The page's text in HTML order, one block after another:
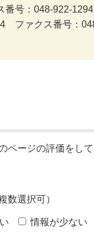
号：048-922-1294
ファクス番号：
ページの評価をして
数選択可）
情報が少ない